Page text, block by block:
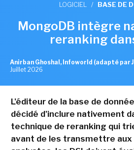
LOGICIEL / BASE DE
MongoDB intègre
reranking
Anirban Ghoshal, Infoworld (adapté par
Juillet 2026
L'éditeur de la base de
décidé d'inclure nativement
technique de reranking qui
avant de les transmettre aux